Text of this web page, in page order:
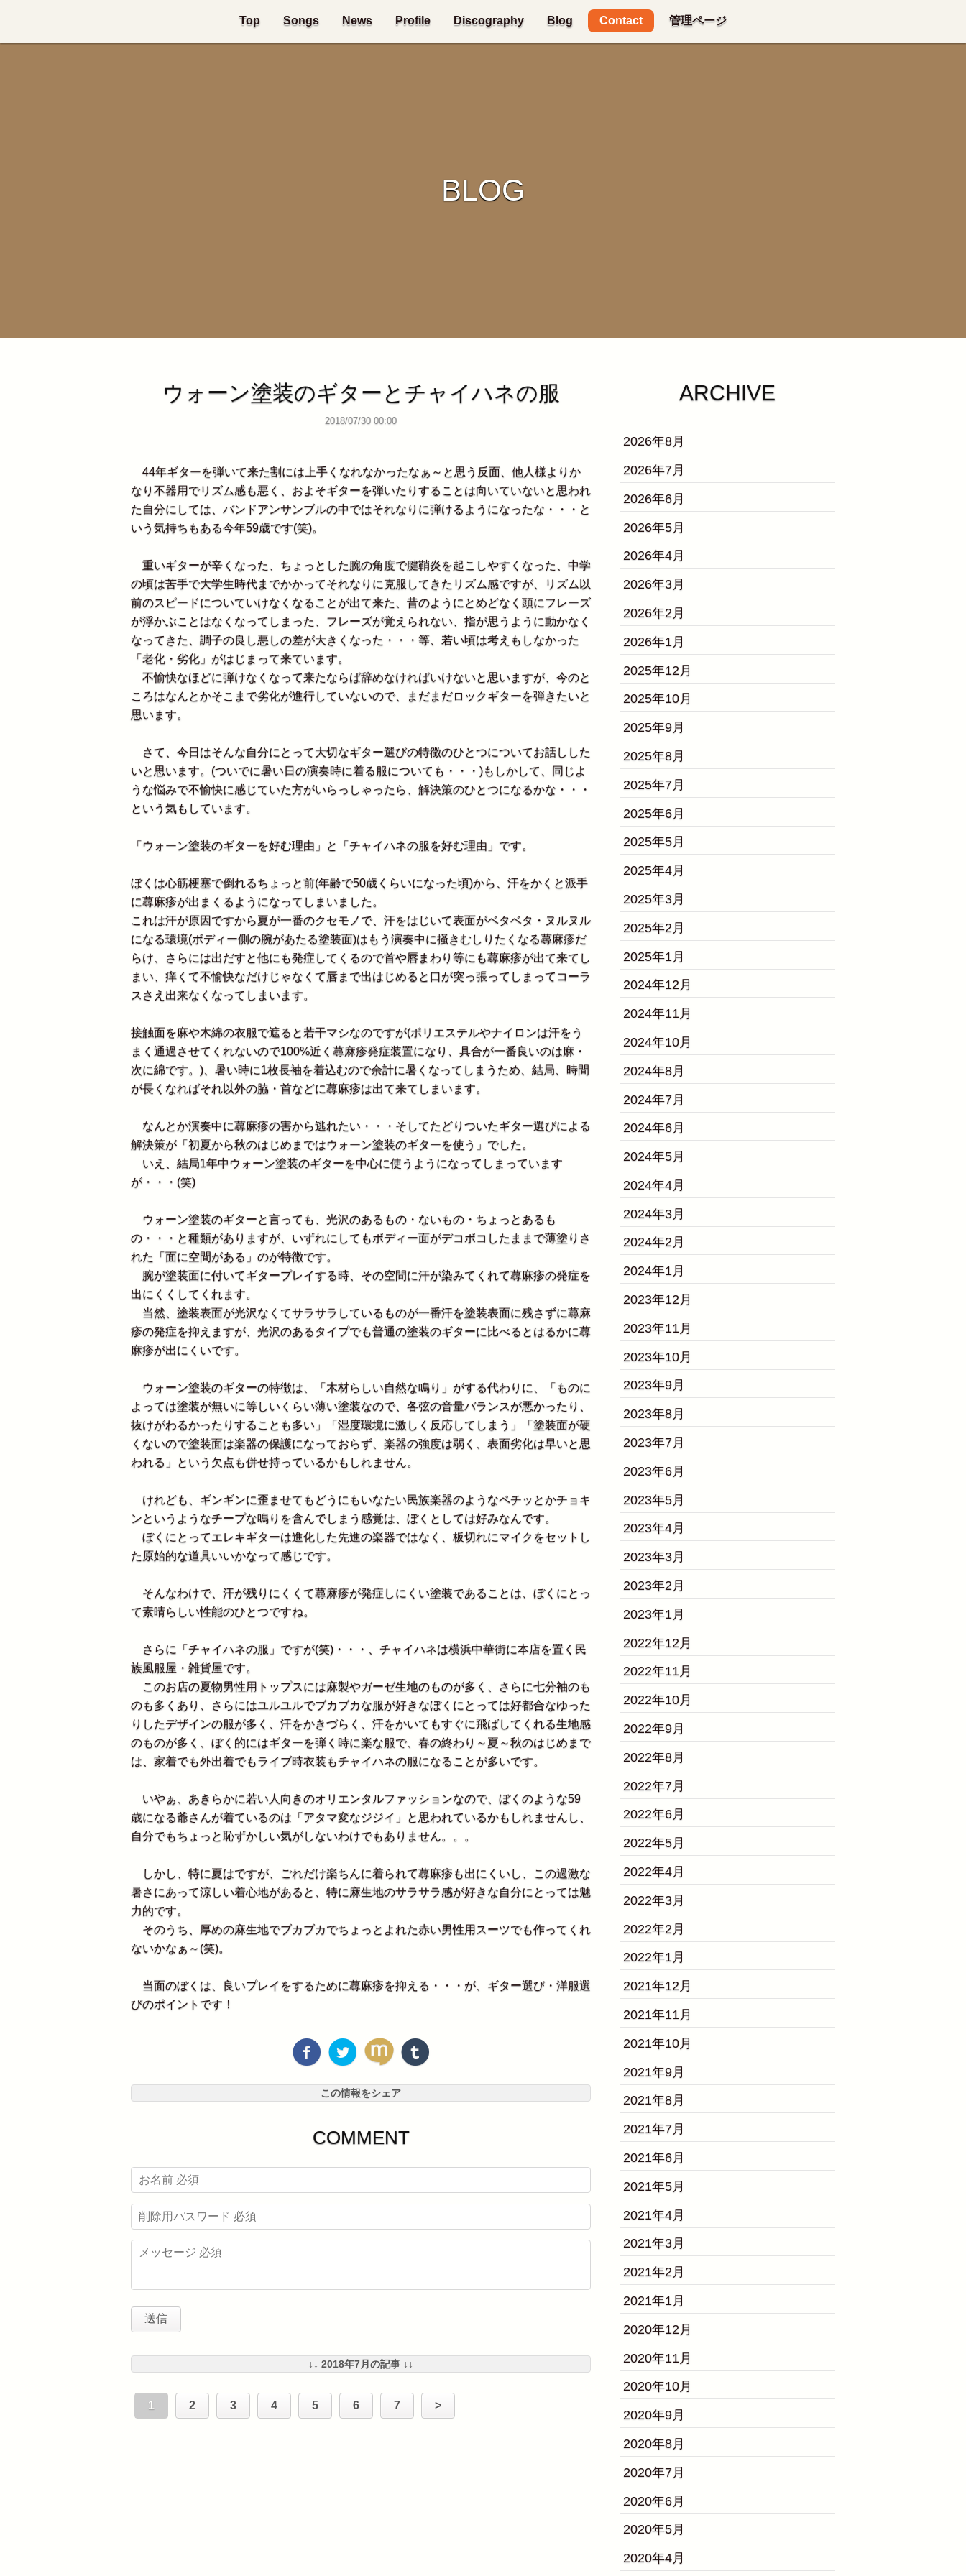
Top Songs News Profile Discography Blog Contact 管理ページ
BLOG
ウォーン塗装のギターとチャイハネの服
2018/07/30 00:00
44年ギターを弾いて来た割には上手くなれなかったなぁ～と思う反面、他人様よりか
なり不器用でリズム感も悪く、およそギターを弾いたりすることは向いていないと思われ
た自分にしては、バンドアンサンブルの中ではそれなりに弾けるようになったな・・・と
いう気持ちもある今年59歳です(笑)。
重いギターが辛くなった、ちょっとした腕の角度で腱鞘炎を起こしやすくなった、中学
の頃は苦手で大学生時代までかかってそれなりに克服してきたリズム感ですが、リズム以
前のスピードについていけなくなることが出て来た、昔のようにとめどなく頭にフレーズ
が浮かぶことはなくなってしまった、フレーズが覚えられない、指が思うように動かなく
なってきた、調子の良し悪しの差が大きくなった・・・等、若い頃は考えもしなかった
「老化・劣化」がはじまって来ています。
不愉快なほどに弾けなくなって来たならば辞めなければいけないと思いますが、今のと
ころはなんとかそこまで劣化が進行していないので、まだまだロックギターを弾きたいと
思います。
さて、今日はそんな自分にとって大切なギター選びの特徴のひとつについてお話しした
いと思います。(ついでに暑い日の演奏時に着る服についても・・・)もしかして、同じよ
うな悩みで不愉快に感じていた方がいらっしゃったら、解決策のひとつになるかな・・・
という気もしています。
「ウォーン塗装のギターを好む理由」と「チャイハネの服を好む理由」です。
ぼくは心筋梗塞で倒れるちょっと前(年齢で50歳くらいになった頃)から、汗をかくと派手
に蕁麻疹が出まくるようになってしまいました。
これは汗が原因ですから夏が一番のクセモノで、汗をはじいて表面がベタベタ・ヌルヌル
になる環境(ボディー側の腕があたる塗装面)はもう演奏中に掻きむしりたくなる蕁麻疹だ
らけ、さらには出だすと他にも発症してくるので首や唇まわり等にも蕁麻疹が出て来てし
まい、痒くて不愉快なだけじゃなくて唇まで出はじめると口が突っ張ってしまってコーラ
スさえ出来なくなってしまいます。
接触面を麻や木綿の衣服で遮ると若干マシなのですが(ポリエステルやナイロンは汗をう
まく通過させてくれないので100%近く蕁麻疹発症装置になり、具合が一番良いのは麻・
次に綿です。)、暑い時に1枚長袖を着込むので余計に暑くなってしまうため、結局、時間
が長くなればそれ以外の脇・首などに蕁麻疹は出て来てしまいます。
なんとか演奏中に蕁麻疹の害から逃れたい・・・そしてたどりついたギター選びによる
解決策が「初夏から秋のはじめまではウォーン塗装のギターを使う」でした。
いえ、結局1年中ウォーン塗装のギターを中心に使うようになってしまっています
が・・・(笑)
ウォーン塗装のギターと言っても、光沢のあるもの・ないもの・ちょっとあるも
の・・・と種類がありますが、いずれにしてもボディー面がデコボコしたままで薄塗りさ
れた「面に空間がある」のが特徴です。
腕が塗装面に付いてギタープレイする時、その空間に汗が染みてくれて蕁麻疹の発症を
出にくくしてくれます。
当然、塗装表面が光沢なくてサラサラしているものが一番汗を塗装表面に残さずに蕁麻
疹の発症を抑えますが、光沢のあるタイプでも普通の塗装のギターに比べるとはるかに蕁
麻疹が出にくいです。
ウォーン塗装のギターの特徴は、「木材らしい自然な鳴り」がする代わりに、「ものに
よっては塗装が無いに等しいくらい薄い塗装なので、各弦の音量バランスが悪かったり、
抜けがわるかったりすることも多い」「湿度環境に激しく反応してしまう」「塗装面が硬
くないので塗装面は楽器の保護になっておらず、楽器の強度は弱く、表面劣化は早いと思
われる」という欠点も併せ持っているかもしれません。
けれども、ギンギンに歪ませてもどうにもいなたい民族楽器のようなペチッとかチョキ
ンというようなチープな鳴りを含んでしまう感覚は、ぼくとしては好みなんです。
ぼくにとってエレキギターは進化した先進の楽器ではなく、板切れにマイクをセットし
た原始的な道具いいかなって感じです。
そんなわけで、汗が残りにくくて蕁麻疹が発症しにくい塗装であることは、ぼくにとっ
て素晴らしい性能のひとつですね。
さらに「チャイハネの服」ですが(笑)・・・、チャイハネは横浜中華街に本店を置く民
族風服屋・雑貨屋です。
このお店の夏物男性用トップスには麻製やガーゼ生地のものが多く、さらに七分袖のも
のも多くあり、さらにはユルユルでブカブカな服が好きなぼくにとっては好都合なゆった
りしたデザインの服が多く、汗をかきづらく、汗をかいてもすぐに飛ばしてくれる生地感
のものが多く、ぼく的にはギターを弾く時に楽な服で、春の終わり～夏～秋のはじめまで
は、家着でも外出着でもライブ時衣装もチャイハネの服になることが多いです。
いやぁ、あきらかに若い人向きのオリエンタルファッションなので、ぼくのような59
歳になる爺さんが着ているのは「アタマ変なジジイ」と思われているかもしれませんし、
自分でもちょっと恥ずかしい気がしないわけでもありません。。。
しかし、特に夏はですが、ごれだけ楽ちんに着られて蕁麻疹も出にくいし、この過激な
暑さにあって涼しい着心地があると、特に麻生地のサラサラ感が好きな自分にとっては魅
力的です。
そのうち、厚めの麻生地でブカブカでちょっとよれた赤い男性用スーツでも作ってくれ
ないかなぁ～(笑)。
当面のぼくは、良いプレイをするために蕁麻疹を抑える・・・が、ギター選び・洋服選
びのポイントです！
この情報をシェア
COMMENT
↓↓ 2018年7月の記事 ↓↓
1 2 3 4 5 6 7 >
ARCHIVE
2026年8月
2026年7月
2026年6月
2026年5月
2026年4月
2026年3月
2026年2月
2026年1月
2025年12月
2025年10月
2025年9月
2025年8月
2025年7月
2025年6月
2025年5月
2025年4月
2025年3月
2025年2月
2025年1月
2024年12月
2024年11月
2024年10月
2024年8月
2024年7月
2024年6月
2024年5月
2024年4月
2024年3月
2024年2月
2024年1月
2023年12月
2023年11月
2023年10月
2023年9月
2023年8月
2023年7月
2023年6月
2023年5月
2023年4月
2023年3月
2023年2月
2023年1月
2022年12月
2022年11月
2022年10月
2022年9月
2022年8月
2022年7月
2022年6月
2022年5月
2022年4月
2022年3月
2022年2月
2022年1月
2021年12月
2021年11月
2021年10月
2021年9月
2021年8月
2021年7月
2021年6月
2021年5月
2021年4月
2021年3月
2021年2月
2021年1月
2020年12月
2020年11月
2020年10月
2020年9月
2020年8月
2020年7月
2020年6月
2020年5月
2020年4月